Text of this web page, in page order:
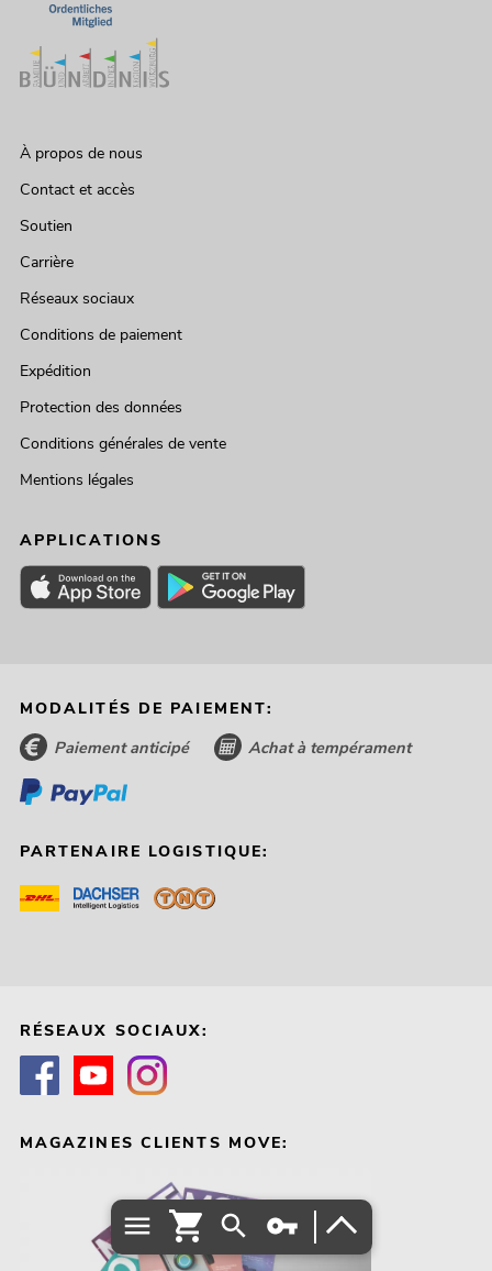
À propos de nous
Contact et accès
Soutien
Carrière
Réseaux sociaux
Conditions de paiement
Expédition
Protection des données
Conditions générales de vente
Mentions légales
APPLICATIONS
MODALITÉS DE PAIEMENT:
Paiement anticipé Achat à tempérament
PARTENAIRE LOGISTIQUE:
RÉSEAUX SOCIAUX:
MAGAZINES CLIENTS MOVE: